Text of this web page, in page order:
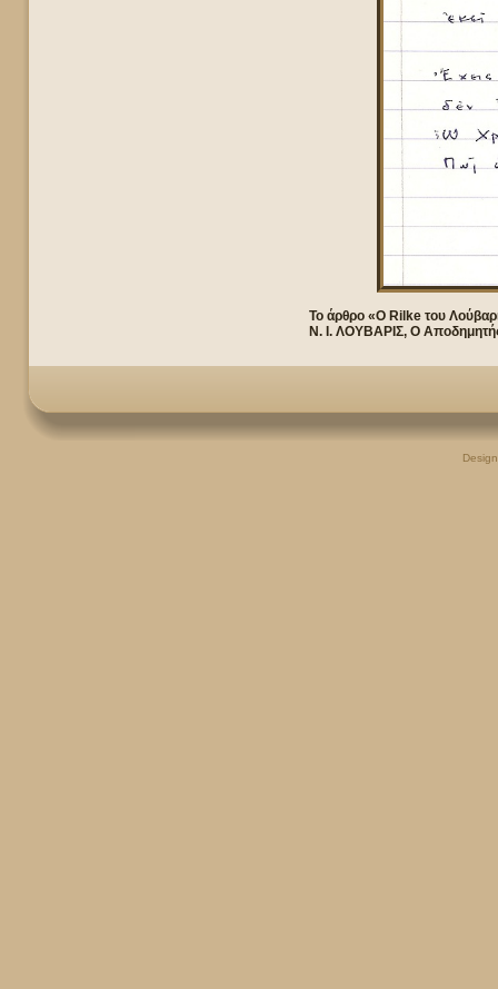
Το άρθρο «Ο Rilke του
Ν. Ι. ΛΟΥΒΑΡΙΣ, Ο